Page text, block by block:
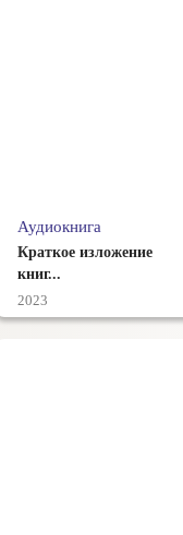
Аудиокнига
Краткое изложение
книг...
2023